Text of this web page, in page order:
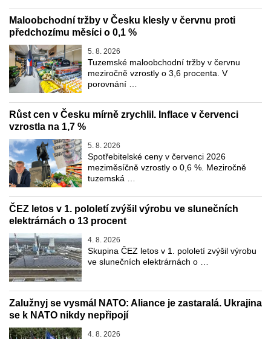
Maloobchodní tržby v Česku klesly v červnu proti
předchozímu měsíci o 0,1 %
5. 8. 2026
Tuzemské maloobchodní tržby v červnu
meziročně vzrostly o 3,6 procenta. V
porovnání …
Růst cen v Česku mírně zrychlil. Inflace v červenci
vzrostla na 1,7 %
5. 8. 2026
Spotřebitelské ceny v červenci 2026
meziměsíčně vzrostly o 0,6 %. Meziročně
tuzemská …
ČEZ letos v 1. pololetí zvýšil výrobu ve slunečních
elektrárnách o 13 procent
4. 8. 2026
Skupina ČEZ letos v 1. pololetí zvýšil výrobu
ve slunečních elektrárnách o …
Zalužnyj se vysmál NATO: Aliance je zastaralá. Ukrajina
se k NATO nikdy nepřipojí
4. 8. 2026